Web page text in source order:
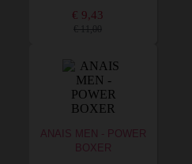
€ 9,43
€ 11,00
ANAIS MEN - POWER
BOXER